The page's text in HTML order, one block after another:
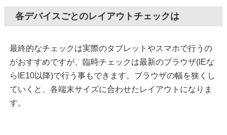
各デバイスごとのレイアウトチェックは
最終的なチェックは実際のタブレットやスマホで行うの
がおすすめですが、臨時チェックは最新のブラウザ(IEな
らIE10以降)で行う事もできます。ブラウザの幅を狭くし
ていくと、各端末サイズに合わせたレイアウトになりま
す。